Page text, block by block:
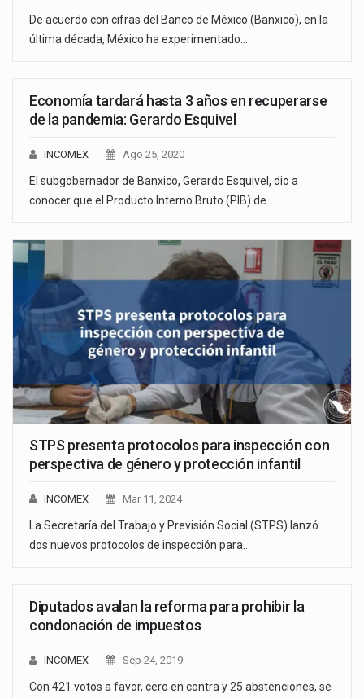
De acuerdo con cifras del Banco de México (Banxico), en la
última década, México ha experimentado…
Economía tardará hasta 3 años en recuperarse
de la pandemia: Gerardo Esquivel
INCOMEX Ago 25, 2020
El subgobernador de Banxico, Gerardo Esquivel, dio a
conocer que el Producto Interno Bruto (PIB) de…
STPS presenta protocolos para inspección con
perspectiva de género y protección infantil
INCOMEX Mar 11, 2024
La Secretaría del Trabajo y Previsión Social (STPS) lanzó
dos nuevos protocolos de inspección para…
Diputados avalan la reforma para prohibir la
condonación de impuestos
INCOMEX Sep 24, 2019
Con 421 votos a favor, cero en contra y 25 abstenciones, se